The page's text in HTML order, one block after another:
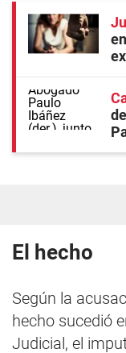
El hecho
Según la
hecho sucedió
Judicial, el